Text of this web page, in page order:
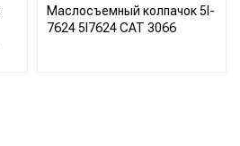
Маслосъемный колпачок 5I-
7624 5I7624 CAT 3066